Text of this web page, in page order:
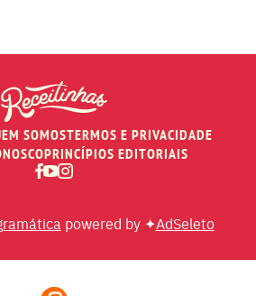
SOMOSTERMOS E PRIVACIDADE
PRINCÍPIOS EDITORIAIS
powered by ✦AdSeleto